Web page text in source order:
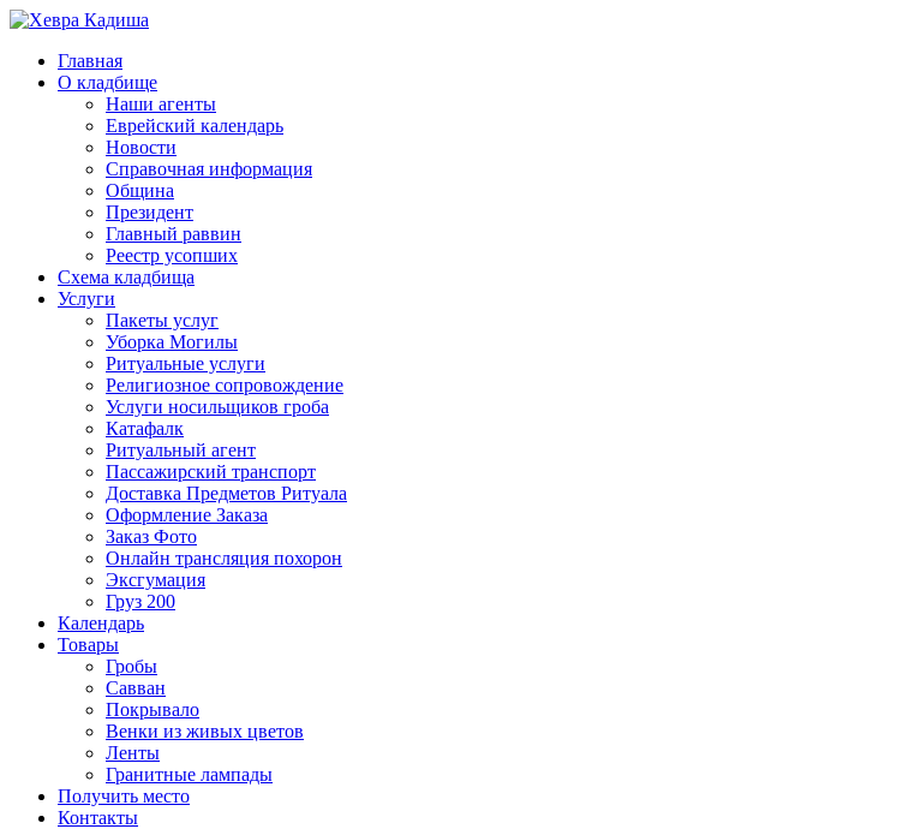
Главная
О кладбище
Наши агенты
Еврейский календарь
Новости
Справочная информация
Община
Президент
Главный раввин
Реестр усопших
Схема кладбища
Услуги
Пакеты услуг
Уборка Могилы
Ритуальные услуги
Религиозное сопровождение
Услуги носильщиков гроба
Катафалк
Ритуальный агент
Пассажирский транспорт
Доставка Предметов Ритуала
Оформление Заказа
Заказ Фото
Онлайн трансляция похорон
Эксгумация
Груз 200
Календарь
Товары
Гробы
Савван
Покрывало
Венки из живых цветов
Ленты
Гранитные лампады
Получить место
Контакты